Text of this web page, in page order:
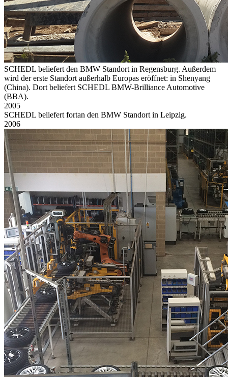
SCHEDL beliefert den BMW Standort in Regensburg. Außerdem
wird der erste Standort außerhalb Europas eröffnet: in Shenyang
(China). Dort beliefert SCHEDL BMW-Brilliance Automotive
(BBA).
2005
SCHEDL beliefert fortan den BMW Standort in Leipzig.
2006